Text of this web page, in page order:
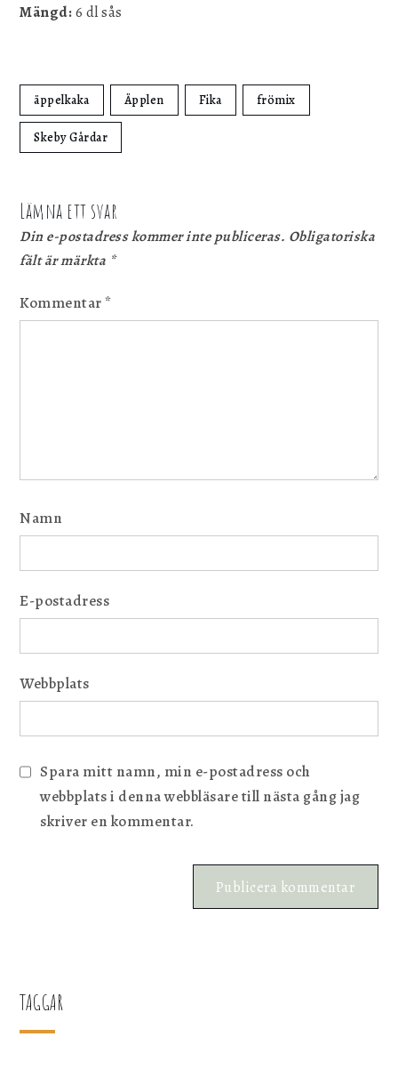
Mängd:6 dl sås
äppelkaka Äpplen Fika frömix
Skeby Gårdar
Lämna ett svar
Din e-postadress kommer inte publiceras. Obligatoriska
fält är märkta *
Kommentar*
Namn
E-postadress
Webbplats
Spara mitt namn, min e-postadress och
webbplats i denna webbläsare till nästa gång jag
skriver en kommentar.
TAGGAR